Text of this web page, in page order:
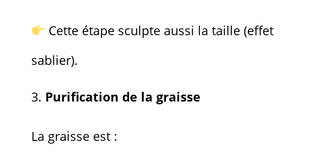
Cette étape sculpte aussi la taille (effet
sablier).
Purification de la graisse
La graisse est :